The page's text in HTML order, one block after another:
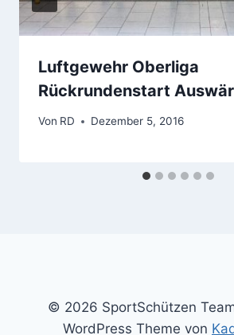
Luftgewehr Oberliga
Rückrundenstart
Von RD Dezember 5, 2016
© 2026 SportSchützen
WordPress Theme von